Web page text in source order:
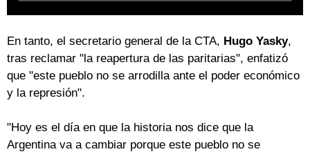
En tanto, el secretario general de la CTA, Hugo Yasky,
tras reclamar "la reapertura de las paritarias", enfatizó
que "este pueblo no se arrodilla ante el poder económico
y la represión".
"Hoy es el día en que la historia nos dice que la
Argentina va a cambiar porque este pueblo no se